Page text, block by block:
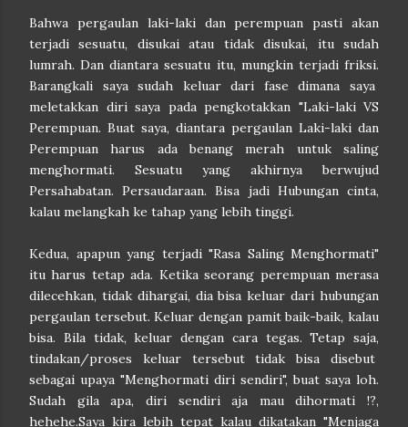
Bahwa pergaulan laki-laki dan perempuan pasti akan
terjadi sesuatu, disukai atau tidak disukai, itu sudah
lumrah. Dan diantara sesuatu itu, mungkin terjadi friksi.
Barangkali saya sudah keluar dari fase dimana saya
meletakkan diri saya pada pengkotakkan "Laki-laki VS
Perempuan. Buat saya, diantara pergaulan Laki-laki dan
Perempuan harus ada benang merah untuk saling
menghormati. Sesuatu yang akhirnya berwujud
Persahabatan. Persaudaraan. Bisa jadi Hubungan cinta,
kalau melangkah ke tahap yang lebih tinggi.
Kedua, apapun yang terjadi "Rasa Saling Menghormati"
itu harus tetap ada. Ketika seorang perempuan merasa
dilecehkan, tidak dihargai, dia bisa keluar dari hubungan
pergaulan tersebut. Keluar dengan pamit baik-baik, kalau
bisa. Bila tidak, keluar dengan cara tegas. Tetap saja,
tindakan/proses keluar tersebut tidak bisa disebut
sebagai upaya "Menghormati diri sendiri", buat saya loh.
Sudah gila apa, diri sendiri aja mau dihormati !?,
hehehe.Saya kira lebih tepat kalau dikatakan "Menjaga